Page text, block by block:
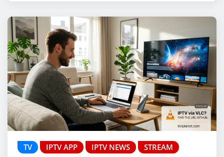
TV IPTV APP IPTV NEWS STREAM